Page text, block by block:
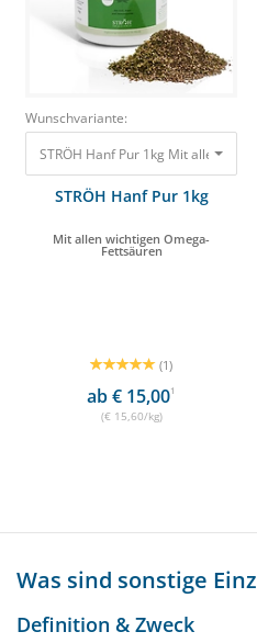
Wunschvariante:
STRÖH Hanf Pur 1kg Mit allen
STRÖH Hanf Pur 1kg
Mit allen wichtigen Omega-
Fettsäuren
(1)
ab € 15,001
(€ 15,60/kg)
Was sind sonstige
Definition & Zweck